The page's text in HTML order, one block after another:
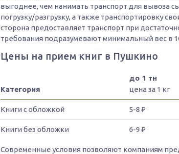
выгоднее, чем нанимать транспорт для вывоза
погрузку/разгрузку, а также транспортировку
сторона предоставляет транспорт при
требования подразумевают минимальный вес в
Цены на прием книг в Пушкино
Категория
до 1 тн
цена за 1 кг
Книги с обложкой 5-8 ₽
Книги без обложки 6-9 ₽
Современные условия позволяют компаниям